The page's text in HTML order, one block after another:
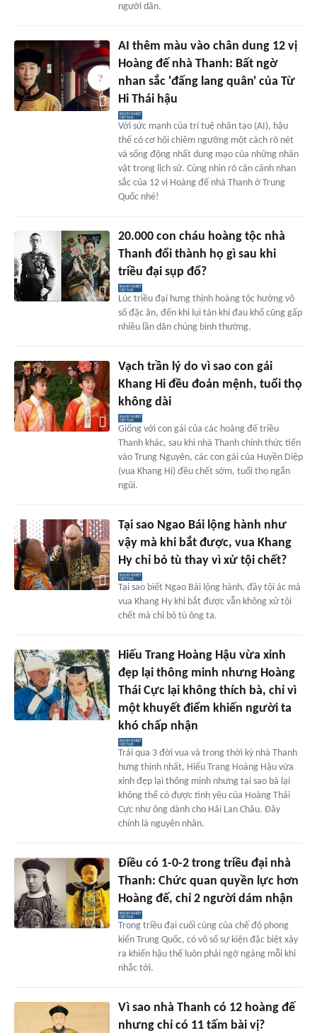
người dân.
AI thêm màu vào chân dung 12 vị
Hoàng đế nhà Thanh: Bất ngờ
nhan sắc 'đấng lang quân' của Từ
Hi Thái hậu
Với sức mạnh của trí tuệ nhân tạo (AI), hậu
thế có cơ hội chiêm ngưỡng một cách rõ nét
và sống động nhất dung mạo của những nhân
vật trong lịch sử. Cùng nhìn rõ cận cảnh nhan
sắc của 12 vị Hoàng đế nhà Thanh ở Trung
Quốc nhé!
20.000 con cháu hoàng tộc nhà
Thanh đổi thành họ gì sau khi
triều đại sụp đổ?
Lúc triều đại hưng thịnh hoàng tộc hưởng vô
số đặc ân, đến khi lụi tàn khi đau khổ cũng gấp
nhiều lần dân chúng bình thường.
Vạch trần lý do vì sao con gái
Khang Hi đều đoản mệnh, tuổi thọ
không dài
Giống với con gái của các hoàng đế triều
Thanh khác, sau khi nhà Thanh chính thức tiến
vào Trung Nguyên, các con gái của Huyền Diệp
(vua Khang Hi) đều chết sớm, tuổi thọ ngắn
ngủi.
Tại sao Ngao Bái lộng hành như
vậy mà khi bắt được, vua Khang
Hy chỉ bỏ tù thay vì xử tội chết?
Tại sao biết Ngao Bái lộng hành, đầy tội ác mà
vua Khang Hy khi bắt được vẫn không xử tội
chết mà chỉ bỏ tù ông ta.
Hiếu Trang Hoàng Hậu vừa xinh
đẹp lại thông minh nhưng Hoàng
Thái Cực lại không thích bà, chỉ vì
một khuyết điểm khiến người ta
khó chấp nhận
Trải qua 3 đời vua và trong thời kỳ nhà Thanh
hưng thịnh nhất, Hiếu Trang Hoàng Hậu vừa
xinh đẹp lại thông minh nhưng tại sao bà lại
không thể có được tình yêu của Hoàng Thái
Cực như ông dành cho Hải Lan Châu. Đây
chính là nguyên nhân.
Điều có 1-0-2 trong triều đại nhà
Thanh: Chức quan quyền lực hơn
Hoàng đế, chỉ 2 người dám nhận
Trong triều đại cuối cùng của chế độ phong
kiến Trung Quốc, có vô số sự kiện đặc biệt xảy
ra khiến hậu thế luôn phải ngỡ ngàng mỗi khi
nhắc tới.
Vì sao nhà Thanh có 12 hoàng đế
nhưng chỉ có 11 tấm bài vị?